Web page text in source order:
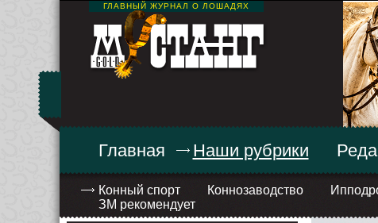
ГЛАВНЫЙ ЖУРНАЛ О ЛОШАДЯХ
Главная Наши рубрики
Конный спорт Коннозаводство
ЗМ рекомендует